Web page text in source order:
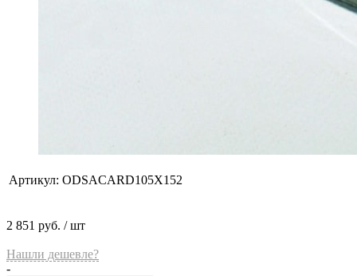
Артикул: ODSACARD105X152
2 851 руб. / шт
Нашли дешевле?
-